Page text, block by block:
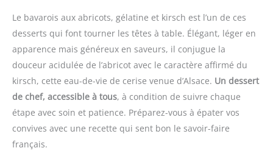
Le bavarois aux abricots, gélatine et kirsch est l’un de ces
desserts qui font tourner les têtes à table. Élégant, léger en
apparence mais généreux en saveurs, il conjugue la
douceur acidulée de l’abricot avec le caractère affirmé du
kirsch, cette eau-de-vie de cerise venue d’Alsace. Un dessert
de chef, accessible à tous, à condition de suivre chaque
étape avec soin et patience. Préparez-vous à épater vos
convives avec une recette qui sent bon le savoir-faire
français.